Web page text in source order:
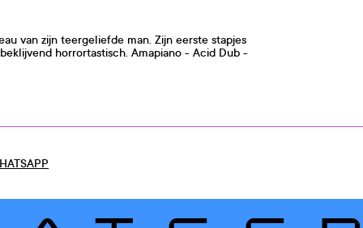
van zijn teergeliefde man. Zijn eerste stapjes
horrortastisch. Amapiano - Acid Dub -